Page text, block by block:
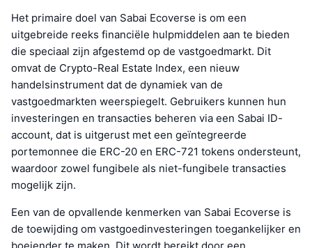
Het primaire doel van Sabai Ecoverse is om een
uitgebreide reeks financiële hulpmiddelen aan te bieden
die speciaal zijn afgestemd op de vastgoedmarkt. Dit
omvat de Crypto-Real Estate Index, een nieuw
handelsinstrument dat de dynamiek van de
vastgoedmarkten weerspiegelt. Gebruikers kunnen hun
investeringen en transacties beheren via een Sabai ID-
account, dat is uitgerust met een geïntegreerde
portemonnee die ERC-20 en ERC-721 tokens ondersteunt,
waardoor zowel fungibele als niet-fungibele transacties
mogelijk zijn.
Een van de opvallende kenmerken van Sabai Ecoverse is
de toewijding om vastgoedinvesteringen toegankelijker en